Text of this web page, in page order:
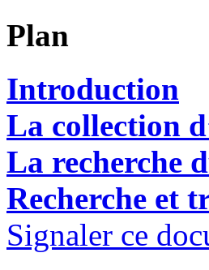
Plan
Introduction
La collection
La recherche
Recherche et
Signaler ce